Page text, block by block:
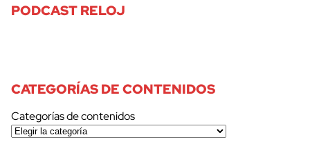
PODCAST RELOJ
CATEGORÍAS DE CONTENIDOS
Categorías de contenidos